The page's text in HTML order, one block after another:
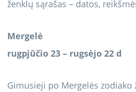
Mergelė
rugpjūčio 23 – rugsėjo 22 d
Gimusieji po Mergelės zodiako